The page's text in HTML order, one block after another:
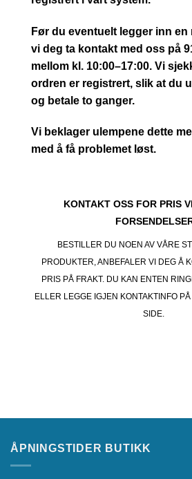
Før du eventuelt legger inn
vi deg ta kontakt med oss på
mellom kl. 10:00–17:00. Vi
ordren er registrert, slik at du
og betale to ganger.
Vi beklager ulempene dette
med å få problemet løst.
KONTAKT OSS FOR PRIS
BESTILLER DU NOEN AV VÅRE
PRODUKTER, ANBEFALER VI DEG Å
PRIS PÅ FRAKT. DU KAN ENTEN
ELLER LEGGE IGJEN KONTAKTINFO
SIDE.
ÅPNINGSTIDER BUTIKK